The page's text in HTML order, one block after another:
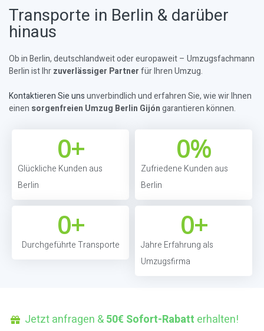
Transporte in Berlin & darüber
hinaus
Ob in Berlin, deutschlandweit oder europaweit – Umzugsfachmann
Berlin ist Ihrzuverlässiger Partnerfür Ihren Umzug.
Kontaktieren Sie unsunverbindlich und erfahren Sie, wie wir Ihnen
einen sorgenfreien Umzug Berlin Gijóngarantieren können.
Glückliche Kunden aus
Berlin
0+
Zufriedene Kunden aus
Berlin
0%
Durchgeführte Transporte
0+
Jahre Erfahrung als
Umzugsfirma
0+
Jetzt anfragen &50€ Sofort-Rabatt erhalten!